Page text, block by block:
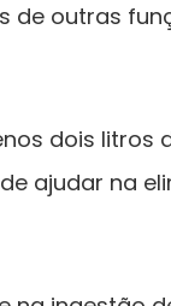
de outras
dois
ajudar na